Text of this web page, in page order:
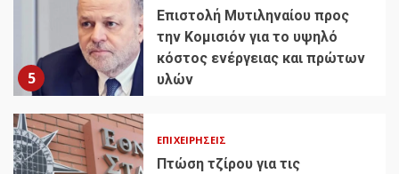
5
Επιστολή Μυτιληναίου προς
την Κομισιόν για το υψηλό
κόστος ενέργειας και πρώτων
υλών
ΕΠΙΧΕΙΡΉΣΕΙΣ
Πτώση τζίρου για τις